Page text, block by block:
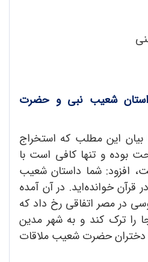
شعیب نبی و حضرت
بیان این مطلب که استخراج
بوده و تنها کافی است با
افزود: شما داستان شعیب
خوانده‌اید. در آن آمده
در مصر اتفاقی رخ داد که
را ترک کند و به شهر مدین
دختران حضرت شعیب ملاقات